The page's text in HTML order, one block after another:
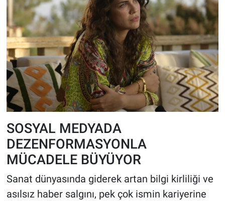
SOSYAL MEDYADA
DEZENFORMASYONLA
MÜCADELE BÜYÜYOR
Sanat dünyasında giderek artan bilgi kirliliği ve
asılsız haber salgını, pek çok ismin kariyerine